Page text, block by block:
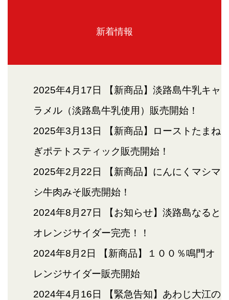
新着情報
2025年4月17日
【新商品】淡路島牛乳キャ
ラメル（淡路島牛乳使用）販売開始！
2025年3月13日
【新商品】ローストたまね
ぎポテトスティック販売開始！
2025年2月22日
【新商品】にんにくマシマ
シ牛肉みそ販売開始！
2024年8月27日
【お知らせ】淡路島なると
オレンジサイダー完売！！
2024年8月2日
【新商品】１００％鳴門オ
レンジサイダー販売開始
2024年4月16日
【緊急告知】あわじ大江の